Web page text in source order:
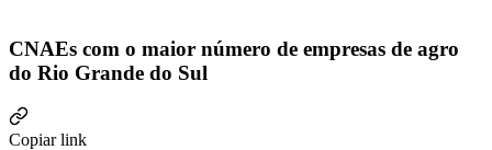
CNAEs com o maior número de empresas de agro
do Rio Grande do Sul
Copiar link